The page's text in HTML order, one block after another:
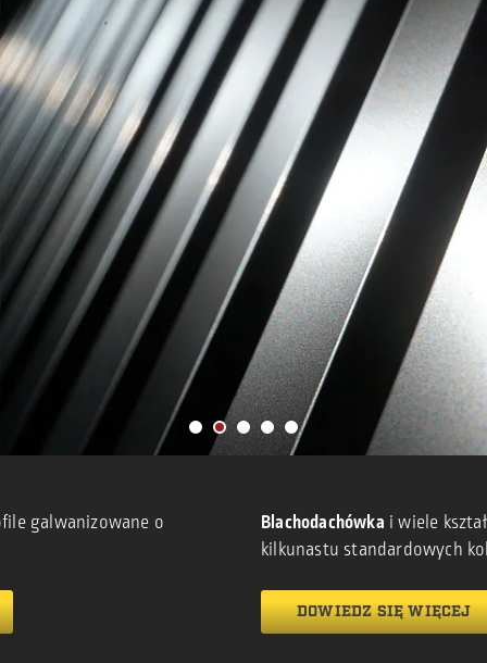
galwanizowane o Blachodachówka i wiele
kilkunastu standardowych
DOWIEDZ SIĘ WIĘCEJ